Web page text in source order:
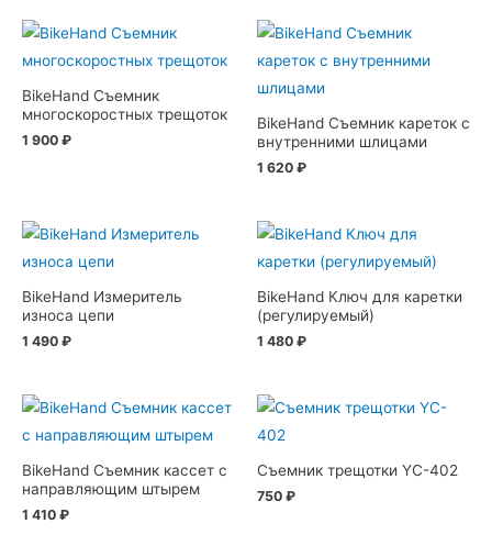
BikeHand Съемник
многоскоростных трещоток
1 900 ₽
BikeHand Съемник кареток с
внутренними шлицами
1 620 ₽
BikeHand Измеритель
износа цепи
1 490 ₽
BikeHand Ключ для каретки
(регулируемый)
1 480 ₽
BikeHand Съемник кассет с
направляющим штырем
1 410 ₽
Съемник трещотки YC-402
750 ₽